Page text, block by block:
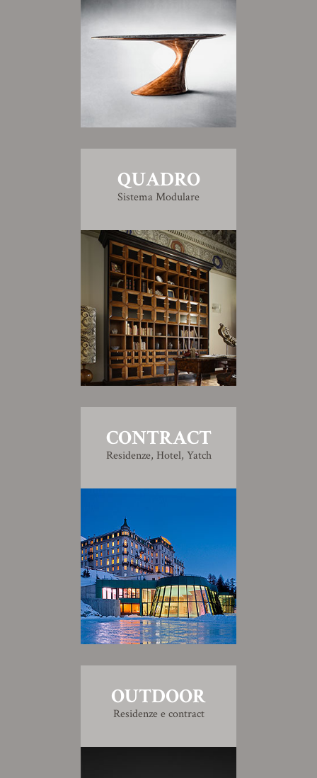
QUADRO
Sistema Modulare
CONTRACT
Residenze, Hotel, Yatch
OUTDOOR
Residenze e contract